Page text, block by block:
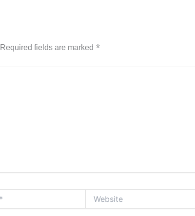
Required fields are marked *